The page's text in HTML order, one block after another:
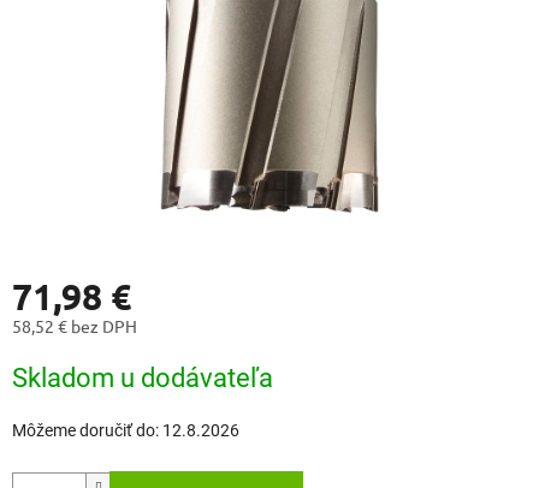
71,98 €
58,52 € bez DPH
cena:
Skladom u dodávateľa
Môžeme doručiť do: 12.8.2026